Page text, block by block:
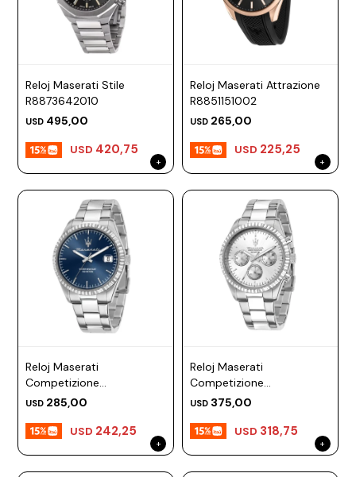
Reloj Maserati Stile
R8873642010
USD 495,00
USD 420,75
Reloj Maserati Attrazione
R8851151002
USD 265,00
USD 225,25
Reloj Maserati
Competizione
R8853100029
USD 285,00
USD 242,25
Reloj Maserati
Competizione
R8853100041
USD 375,00
USD 318,75
Karvik
Prune
Mistral
Camelbak
accesorios
EmpresaCompraBlog